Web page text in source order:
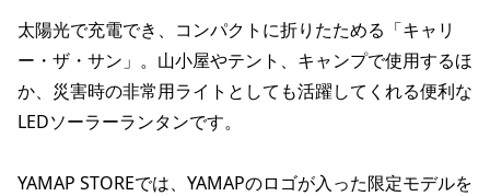
太陽光で充電でき、コンパクトに折りたためる「キャリ
ー・ザ・サン」。山小屋やテント、キャンプで使用するほ
か、災害時の非常用ライトとしても活躍してくれる便利な
LEDソーラーランタンです。
YAMAP STOREでは、YAMAPのロゴが入った限定モデルを